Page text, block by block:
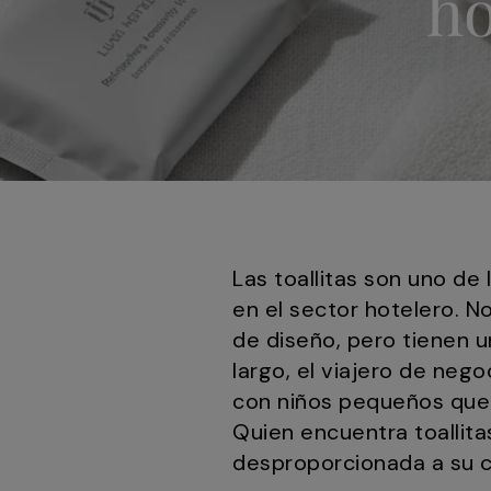
Las toallitas son uno
en el sector hotelero.
de diseño, pero tienen
largo, el viajero de
con niños pequeños
Quien encuentra
desproporcionada a su